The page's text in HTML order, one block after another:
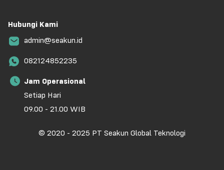
Hubungi Kami
admin@seakun.id
082124852235
Jam Operasional
Setiap Hari
09.00 - 21.00 WIB
© 2020 - 2025 PT Seakun Global Teknologi